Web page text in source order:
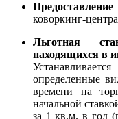
коворкинг-
Льготная
находящихся в
определенные
времени на
начальной
за 1 кв.м. в год